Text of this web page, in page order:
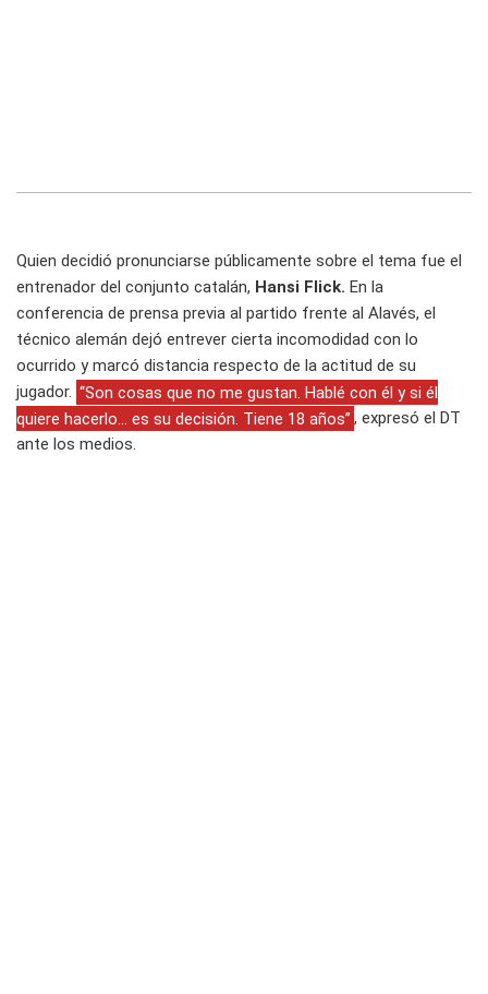
Quien decidió pronunciarse públicamente sobre el tema fue el
entrenador del conjunto catalán, Hansi Flick. En la
conferencia de prensa previa al partido frente al Alavés, el
técnico alemán dejó entrever cierta incomodidad con lo
ocurrido y marcó distancia respecto de la actitud de su
jugador. “Son cosas que no me gustan. Hablé con él y si él
quiere hacerlo… es su decisión. Tiene 18 años” , expresó el DT
ante los medios.